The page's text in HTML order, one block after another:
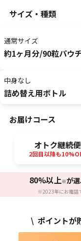
サイズ・種類
通常サイズ
約1ヶ月分/90粒パウ
中身なし
詰め替え用ボトル
お届けコース
オトク継続便
2回目以降も
80%以上※が
※2023年にお電話
\ ポイントが